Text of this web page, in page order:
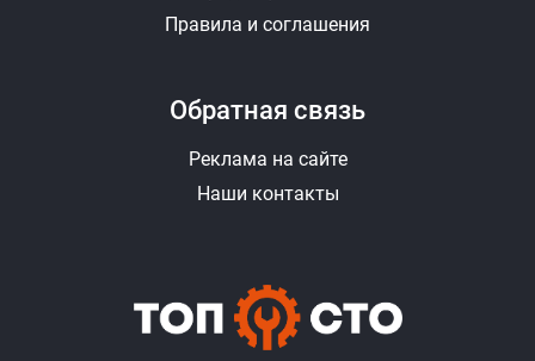
Правила и соглашения
Обратная связь
Реклама на сайте
Наши контакты